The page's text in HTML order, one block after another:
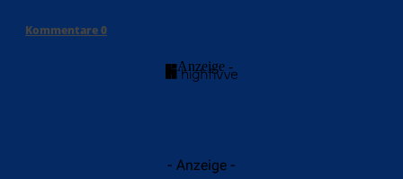
Kommentare0
- Anzeige -
- Anzeige -